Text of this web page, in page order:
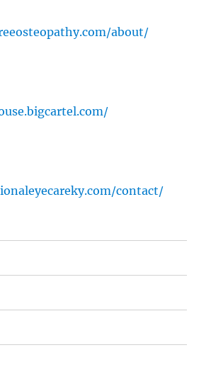
about/
contact/